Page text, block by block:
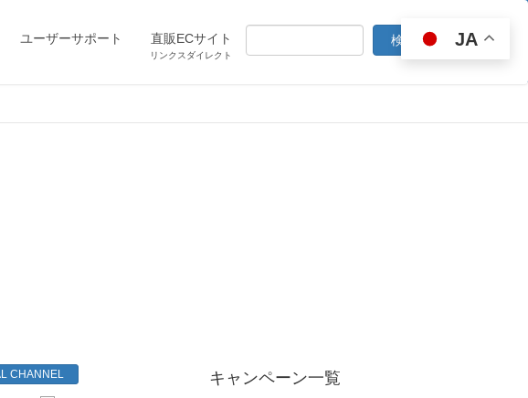
ユーザーサポート 直販ECサイト
リンクスダイレクト
CHANNEL キャンペーン一覧
JA